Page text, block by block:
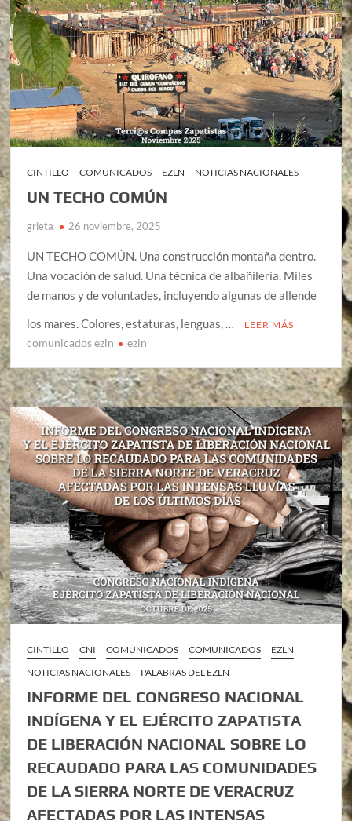
CINTILLO COMUNICADOS EZLN NOTICIAS NACIONALES
UN TECHO COMÚN
grieta 26 noviembre, 2025
UN TECHO COMÚN. Una construcción montaña dentro.
Una vocación de salud. Una técnica de albañilería. Miles
de manos y de voluntades, incluyendo algunas de allende
los mares. Colores, estaturas, lenguas, …
LEER MÁS
comunicados ezln ezln
CINTILLO CNI COMUNICADOS COMUNICADOS
EZLN
NOTICIAS NACIONALES
PALABRAS DEL EZLN
INFORME DEL CONGRESO NACIONAL
INDÍGENA Y EL EJÉRCITO ZAPATISTA
DE LIBERACIÓN NACIONAL SOBRE LO
RECAUDADO PARA LAS COMUNIDADES
DE LA SIERRA NORTE DE VERACRUZ
AFECTADAS POR LAS INTENSAS